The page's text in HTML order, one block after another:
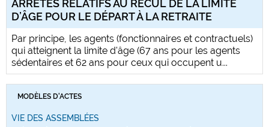
ARRÊTÉS RELATIFS AU RECUL DE LA LIMITE
D’ÂGE POUR LE DÉPART À LA RETRAITE
Par principe, les agents (fonctionnaires et contractuels)
qui atteignent la limite d'âge (67 ans pour les agents
sédentaires et 62 ans pour ceux qui occupent u...
MODÈLES D'ACTES
VIE DES ASSEMBLÉES